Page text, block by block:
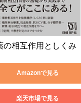
の相互作用としくみ
Amazonで見る
楽天市場で見る